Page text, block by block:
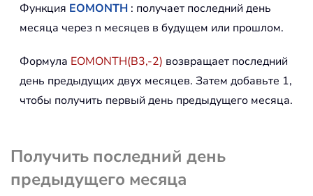
Функция EOMONTH : получает последний день
месяца через n месяцев в будущем или прошлом.
Формула EOMONTH(B3,-2) возвращает последний
день предыдущих двух месяцев. Затем добавьте 1,
чтобы получить первый день предыдущего месяца.
Получить последний день
предыдущего месяца